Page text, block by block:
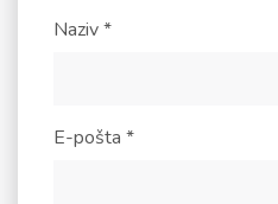
Naziv*
E-pošta *